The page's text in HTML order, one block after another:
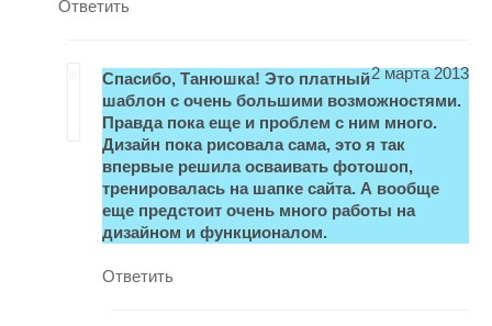
Ответить
2 марта 2013
Спасибо, Танюшка! Это платный
шаблон с очень большими возможностями.
Правда пока еще и проблем с ним много.
Дизайн пока рисовала сама, это я так
впервые решила осваивать фотошоп,
тренировалась на шапке сайта. А вообще
еще предстоит очень много работы на
дизайном и функционалом.
Ответить